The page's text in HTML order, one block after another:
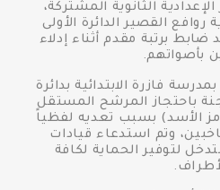
الثانوية المشتركة،
رقم ٢٤، قرية روافع القصير الدائرة الأولى
ضابط برتبة مقدم أثناء إدلاء
بأصواتهم.
- اللجنة الفرعية رقم ٤٨ بمدرسة فازرة الابتدائية بدائرة
باحتجاز المرشح المستقل
الأسد) بسبب تعديه لفظياً
وتم استدعاء قيادات
لتوفير الحماية لكافة